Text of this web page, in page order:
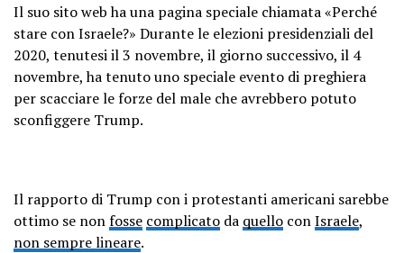
Il suo sito web ha una pagina speciale chiamata «Perché
stare con Israele?» Durante le elezioni presidenziali del
2020, tenutesi il 3 novembre, il giorno successivo, il 4
novembre, ha tenuto uno speciale evento di preghiera
per scacciare le forze del male che avrebbero potuto
sconfiggere Trump.
Il rapporto di Trump con i protestanti americani sarebbe
ottimo se nonfosse complicato da quello conIsraele,
non sempre lineare.